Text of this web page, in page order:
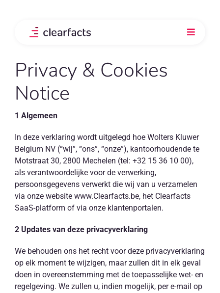
Toggle
Integraties
Onze klanten
Prijs
Ontdek
Privacy & Cookies
Notice
1 Algemeen
In deze verklaring wordt uitgelegd hoe Wolters Kluwer
Belgium NV (“wij”, “ons”, “onze”), kantoorhoudende te
Motstraat 30, 2800 Mechelen (tel: +32 15 36 10 00),
als verantwoordelijke voor de verwerking,
persoonsgegevens verwerkt die wij van u verzamelen
via onze website www.Clearfacts.be, het Clearfacts
SaaS-platform of via onze klantenportalen.
2 Updates van deze privacyverklaring
We behouden ons het recht voor deze privacyverklaring
op elk moment te wijzigen, maar zullen dit in elk geval
doen in overeenstemming met de toepasselijke wet- en
regelgeving. We zullen u, indien mogelijk, per e-mail op